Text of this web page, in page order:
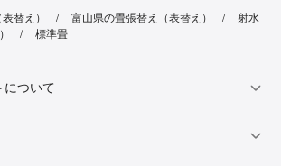
替え） 富山県の畳張替え（表替え）
射水
標準畳
について